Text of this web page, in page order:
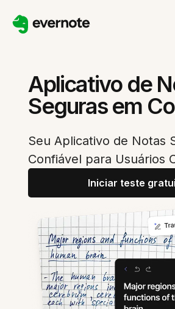
Aplicativo de
Seguras em
Seu Aplicativo de Notas
Confiável para Usuários
Iniciar teste